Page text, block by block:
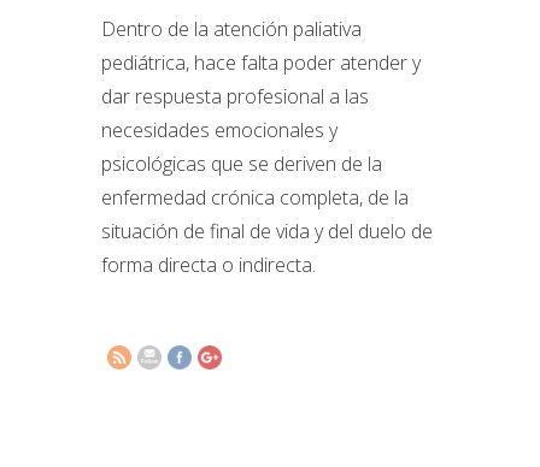
Dentro de la atención paliativa
pediátrica, hace falta poder atender y
dar respuesta profesional a las
necesidades emocionales y
psicológicas que se deriven de la
enfermedad crónica completa, de la
situación de final de vida y del duelo de
forma directa o indirecta.
http://www.elsomnidelsnens.org/2023/09/
psicologico-
y-